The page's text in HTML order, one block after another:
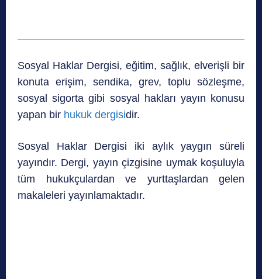
Sosyal Haklar Dergisi, eğitim, sağlık, elverişli bir
konuta erişim, sendika, grev, toplu sözleşme,
sosyal sigorta gibi sosyal hakları yayın konusu
yapan bir hukuk dergisidir.
Sosyal Haklar Dergisi iki aylık yaygın süreli
yayındır. Dergi, yayın çizgisine uymak koşuluyla
tüm hukukçulardan ve yurttaşlardan gelen
makaleleri yayınlamaktadır.